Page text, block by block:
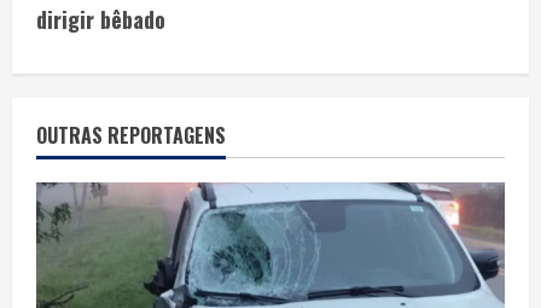
dirigir bêbado
OUTRAS REPORTAGENS